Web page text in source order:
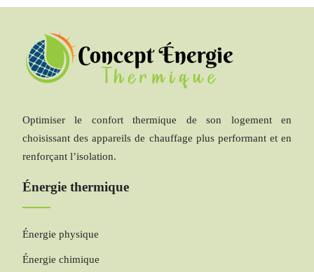
Optimiser le confort thermique de son logement en
choisissant des appareils de chauffage plus performant et en
renforçant l’isolation.
Énergie thermique
Énergie physique
Énergie chimique